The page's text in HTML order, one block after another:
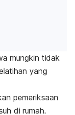
mungkin tidak
yang
pemeriksaan
di rumah.